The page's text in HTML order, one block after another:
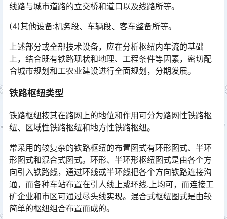
线路与城市道路的立交桥和道口以及线路所等。
(4)其他设备:机务段、车辆段、客车整备所等。
上述部分或全部技术设备，应在分析枢纽内车流的基础
上，结合既有铁路现状和地理、工程条件等因素，密切配
合城市规划和工农业建设进行全面规划，分期发展。
铁路枢纽类型
铁路枢纽按其在路网上的地位和作用可分为路网性铁路枢
纽、区域性铁路枢纽和地方性铁路枢纽。
常采用的较复杂的铁路枢纽的布置图式有环形图式、半环
形图式和混合式图式。环形、半环形枢纽图式是由各个方
向引入铁路线，通过环线或半环线把各个方向铁路连接沟
通，而各种车站布置在引人线上或环线.上均可，而连接工
矿企业和市区可通过尽头线实现。混合式枢纽图式是由较
简单的枢纽组合布置而成的。󠅅󠅃󠄵󠅂󠄪󠇖󠆨󠆨󠇕󠆞󠆒󠅬󠇘󠆭󠆘󠇙󠆝󠅵󠇗󠆭󠆁󠄐󠇗󠅹󠅸󠇖󠆍󠅳󠇖󠅹󠅰󠇖󠆌󠅹